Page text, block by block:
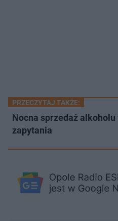
PRZECZYTAJ TAKŻE:
Nocna sprzedaż
zapytania